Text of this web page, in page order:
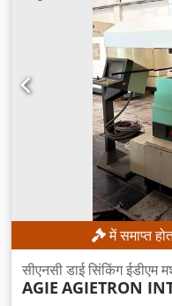
में समाप्त
सीएनसी डाई सिंकिंग ईडीएम
AGIE AGIETRON